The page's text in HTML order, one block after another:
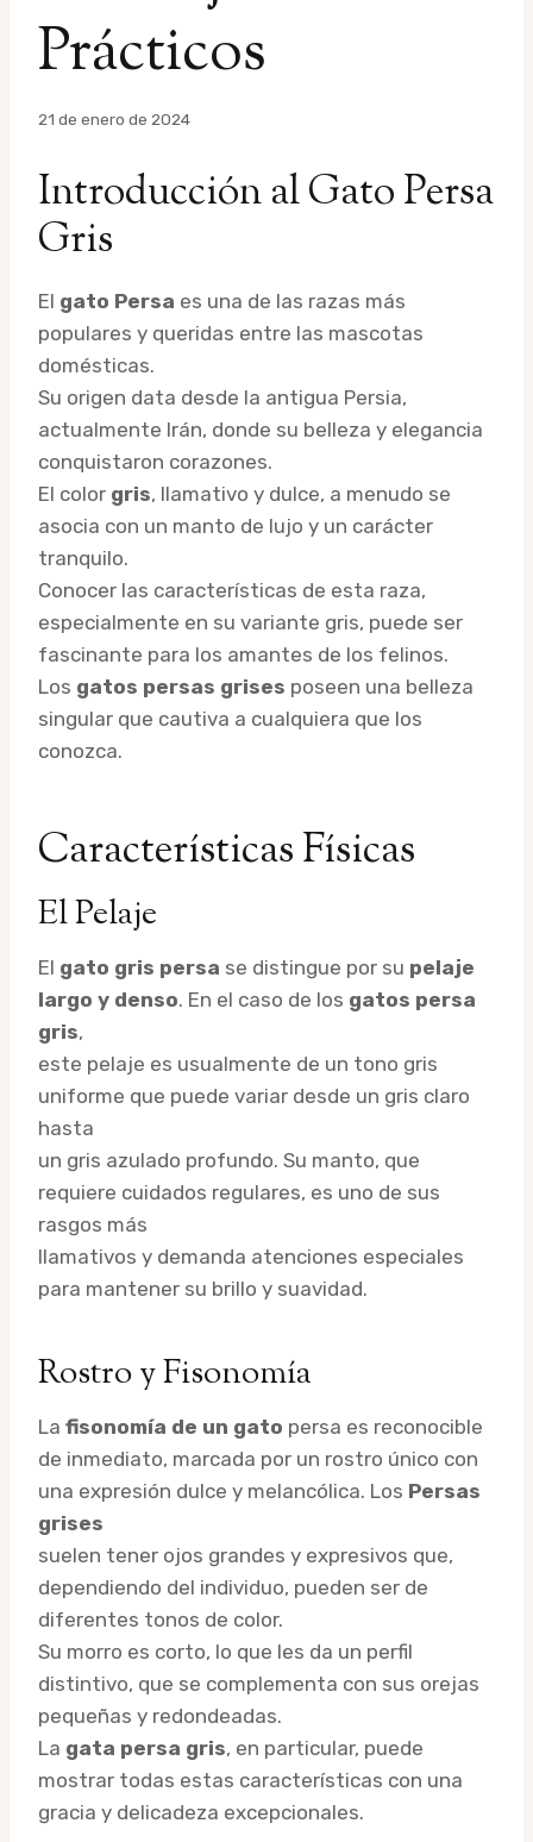
Prácticos
Por
21 de enero de 2024
Introducción al Gato Persa
Gris
El gato Persa es una de las razas más
populares y queridas entre las mascotas
domésticas.
Su origen data desde la antigua Persia,
actualmente Irán, donde su belleza y elegancia
conquistaron corazones.
El color gris, llamativo y dulce, a menudo se
asocia con un manto de lujo y un carácter
tranquilo.
Conocer las características de esta raza,
especialmente en su variante gris, puede ser
fascinante para los amantes de los felinos.
Los gatos persas grises poseen una belleza
singular que cautiva a cualquiera que los
conozca.
Características Físicas
El Pelaje
El gato gris persa se distingue por su pelaje
largo y denso. En el caso de los gatos persa
gris,
este pelaje es usualmente de un tono gris
uniforme que puede variar desde un gris claro
hasta
un gris azulado profundo. Su manto, que
requiere cuidados regulares, es uno de sus
rasgos más
llamativos y demanda atenciones especiales
para mantener su brillo y suavidad.
Rostro y Fisonomía
La fisonomía de un gato persa es reconocible
de inmediato, marcada por un rostro único con
una expresión dulce y melancólica. Los Persas
grises
suelen tener ojos grandes y expresivos que,
dependiendo del individuo, pueden ser de
diferentes tonos de color.
Su morro es corto, lo que les da un perfil
distintivo, que se complementa con sus orejas
pequeñas y redondeadas.
La gata persa gris, en particular, puede
mostrar todas estas características con una
gracia y delicadeza excepcionales.